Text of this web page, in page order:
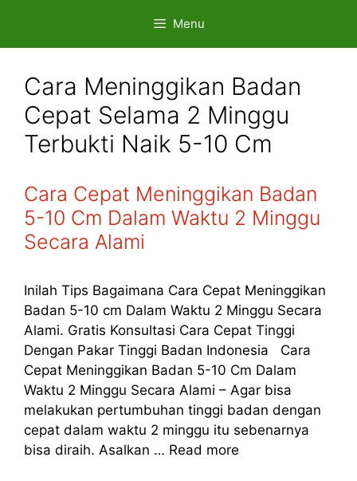
content
Menu
Cara Meninggikan Badan
Cepat Selama 2 Minggu
Terbukti Naik 5-10 Cm
Cara Cepat Meninggikan Badan
5-10 Cm Dalam Waktu 2 Minggu
Secara Alami
Inilah Tips Bagaimana Cara Cepat Meninggikan
Badan 5-10 cm Dalam Waktu 2 Minggu Secara
Alami. Gratis Konsultasi Cara Cepat Tinggi
Dengan Pakar Tinggi Badan Indonesia Cara
Cepat Meninggikan Badan 5-10 Cm Dalam
Waktu 2 Minggu Secara Alami – Agar bisa
melakukan pertumbuhan tinggi badan dengan
cepat dalam waktu 2 minggu itu sebenarnya
bisa diraih. Asalkan … Read more